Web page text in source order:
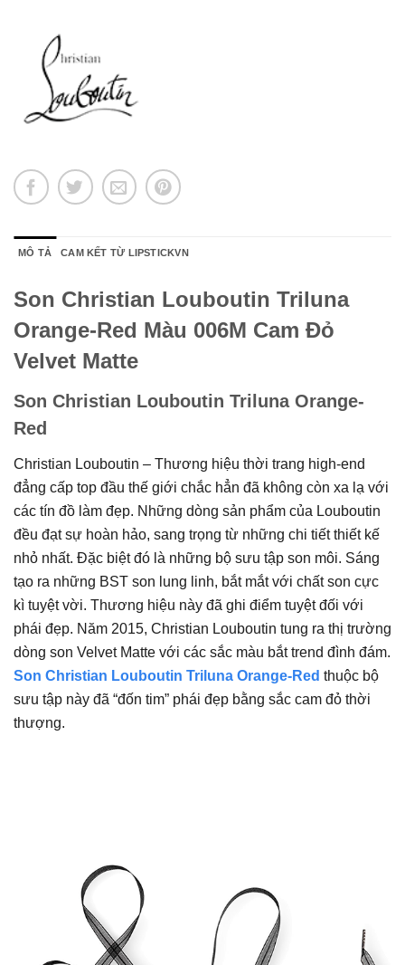
MÔ TẢ CAM KẾT TỪ LIPSTICKVN
Son Christian Louboutin Triluna
Orange-Red Màu 006M Cam Đỏ
Velvet Matte
Son Christian Louboutin Triluna Orange-
Red
Christian Louboutin – Thương hiệu thời trang high-end
đẳng cấp top đầu thế giới chắc hẳn đã không còn xa lạ với
các tín đồ làm đẹp. Những dòng sản phẩm của Louboutin
đều đạt sự hoàn hảo, sang trọng từ những chi tiết thiết kế
nhỏ nhất. Đặc biệt đó là những bộ sưu tập son môi. Sáng
tạo ra những BST son lung linh, bắt mắt với chất son cực
kì tuyệt vời. Thương hiệu này đã ghi điểm tuyệt đối với
phái đẹp. Năm 2015, Christian Louboutin tung ra thị trường
dòng son Velvet Matte với các sắc màu bắt trend đình đám.
Son Christian Louboutin Triluna Orange-Red thuộc bộ
sưu tập này đã “đốn tim” phái đẹp bằng sắc cam đỏ thời
thượng.